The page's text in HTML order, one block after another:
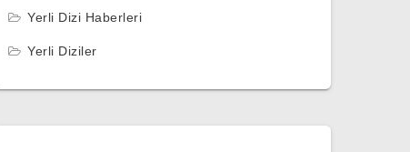
Yerli Dizi Haberleri
Yerli Diziler